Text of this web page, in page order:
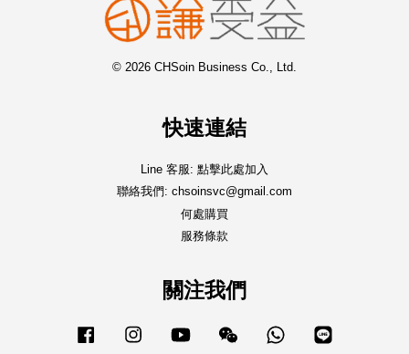
© 2026 CHSoin Business Co., Ltd.
快速連結
Line 客服: 點擊此處加入
聯絡我們: chsoinsvc@gmail.com
何處購買
服務條款
關注我們
Facebook Instagram YouTube Wechat Whatsapp